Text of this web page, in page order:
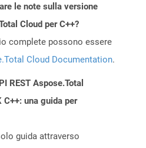
le note sulla versione
Cloud per C++?
complete possono essere
Cloud Documentation.
REST Aspose.Total
una guida per
guida attraverso